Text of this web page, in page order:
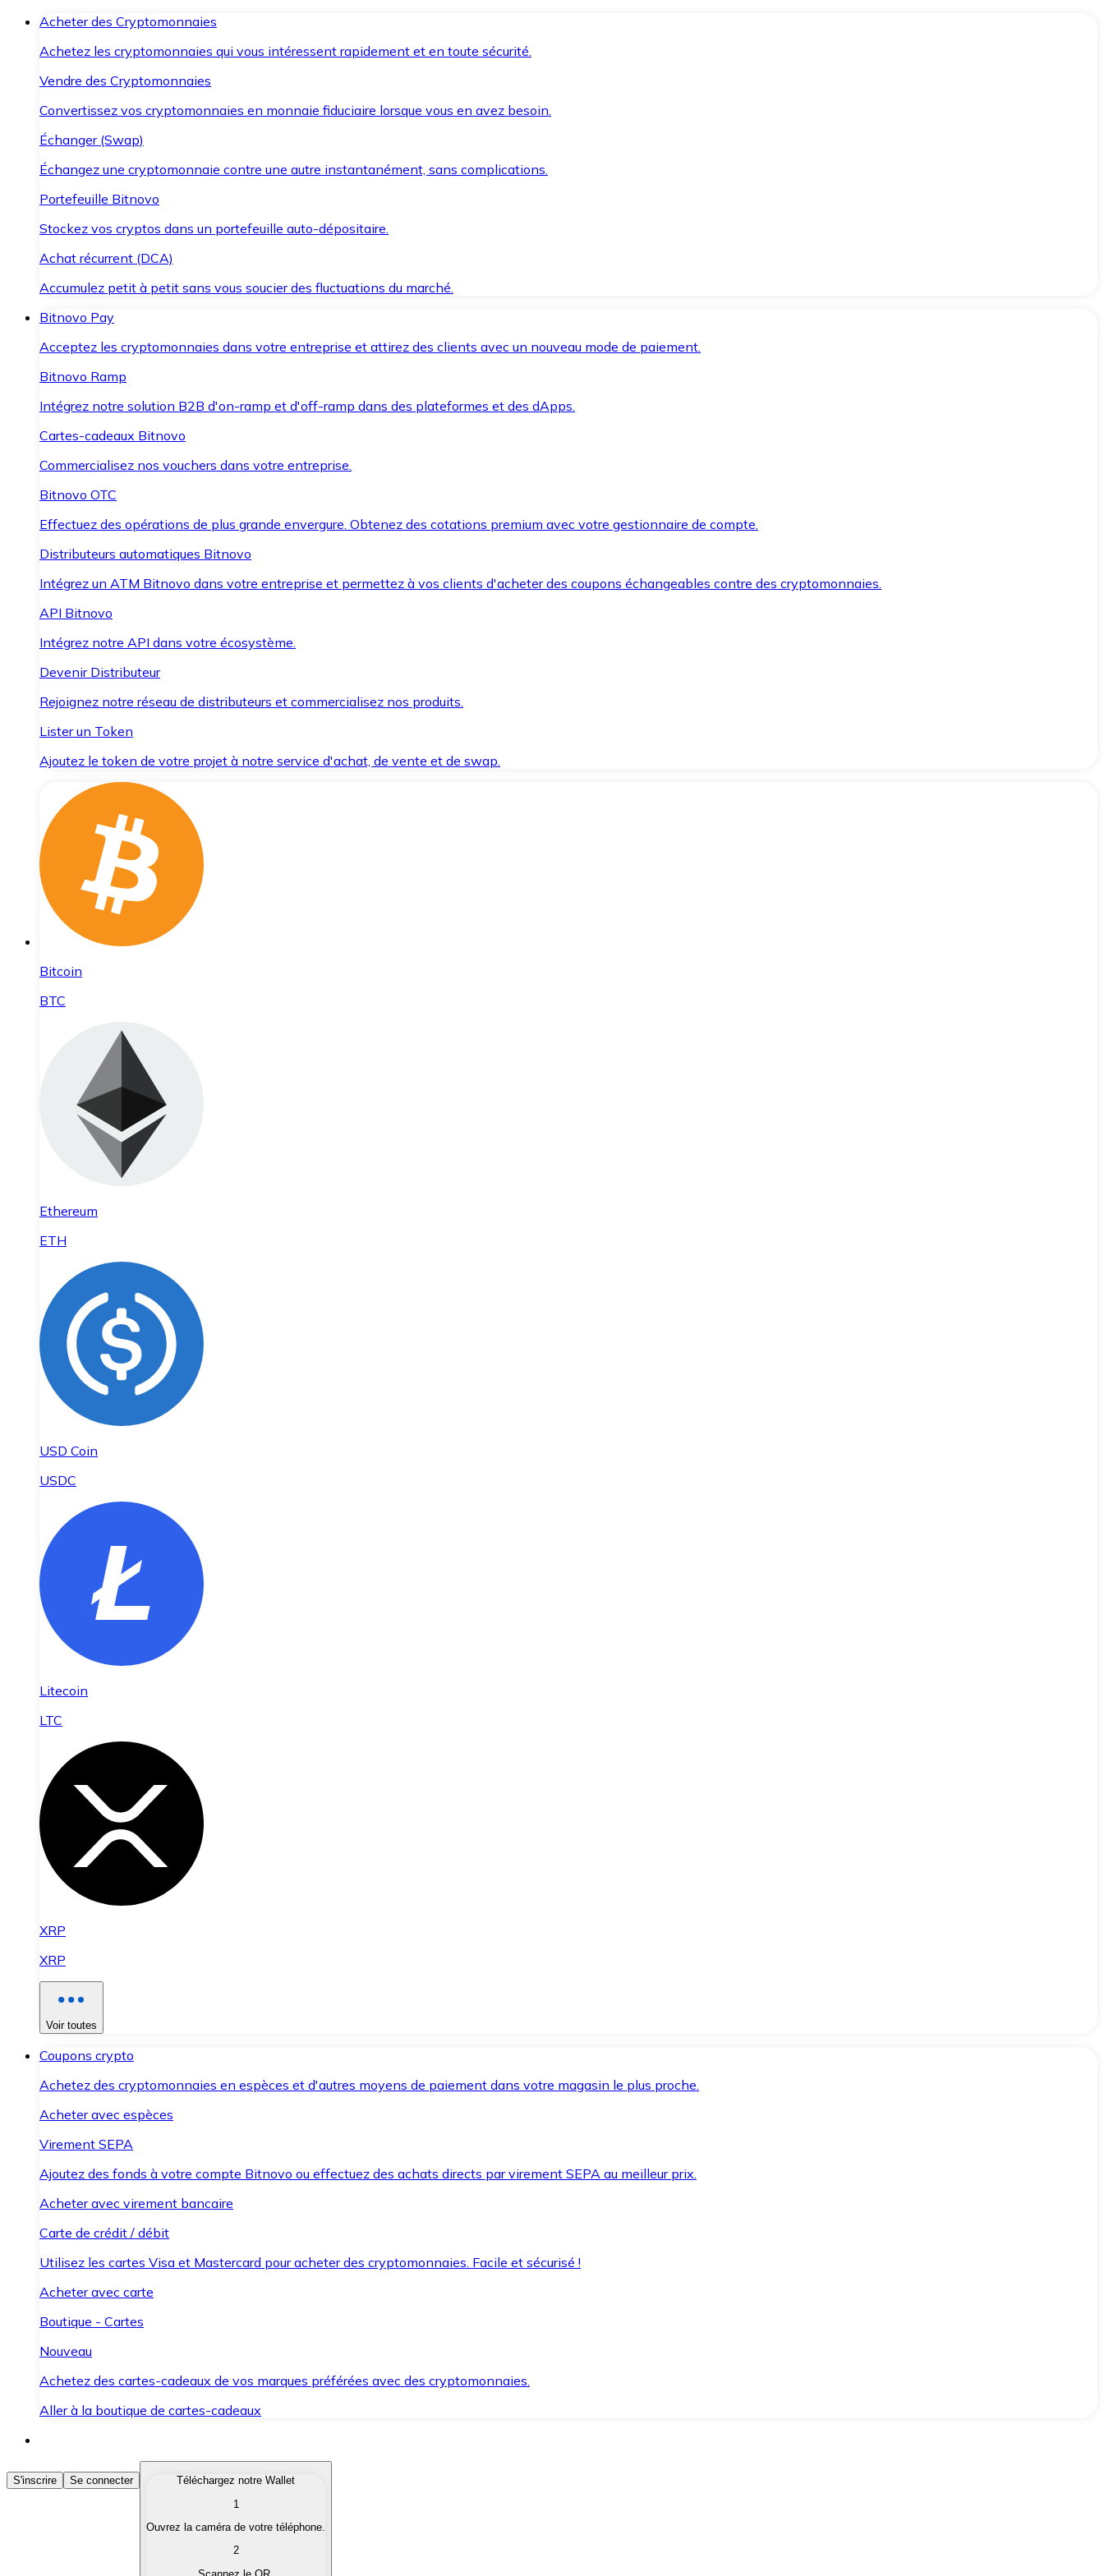
Acheter des Cryptomonnaies
Achetez les cryptomonnaies qui vous intéressent rapidement et en toute sécurité.
Vendre des Cryptomonnaies
Convertissez vos cryptomonnaies en monnaie fiduciaire lorsque vous en avez besoin.
Échanger (Swap)
Échangez une cryptomonnaie contre une autre instantanément, sans complications.
Portefeuille Bitnovo
Stockez vos cryptos dans un portefeuille auto-dépositaire.
Achat récurrent (DCA)
Accumulez petit à petit sans vous soucier des fluctuations du marché.
Bitnovo Pay
Acceptez les cryptomonnaies dans votre entreprise et attirez des clients avec un nouveau mode de paiement.
Bitnovo Ramp
Intégrez notre solution B2B d'on-ramp et d'off-ramp dans des plateformes et des dApps.
Cartes-cadeaux Bitnovo
Commercialisez nos vouchers dans votre entreprise.
Bitnovo OTC
Effectuez des opérations de plus grande envergure. Obtenez des cotations premium avec votre gestionnaire de compte.
Distributeurs automatiques Bitnovo
Intégrez un ATM Bitnovo dans votre entreprise et permettez à vos clients d'acheter des coupons échangeables contre des cryptomonnaies.
API Bitnovo
Intégrez notre API dans votre écosystème.
Devenir Distributeur
Rejoignez notre réseau de distributeurs et commercialisez nos produits.
Lister un Token
Ajoutez le token de votre projet à notre service d'achat, de vente et de swap.
Bitcoin
BTC
Ethereum
ETH
USD Coin
USDC
Litecoin
LTC
XRP
XRP
Voir toutes
Coupons crypto
Achetez des cryptomonnaies en espèces et d'autres moyens de paiement dans votre magasin le plus proche.
Acheter avec espèces
Virement SEPA
Ajoutez des fonds à votre compte Bitnovo ou effectuez des achats directs par virement SEPA au meilleur prix.
Acheter avec virement bancaire
Carte de crédit / débit
Utilisez les cartes Visa et Mastercard pour acheter des cryptomonnaies. Facile et sécurisé !
Acheter avec carte
Boutique - Cartes
Nouveau
Achetez des cartes-cadeaux de vos marques préférées avec des cryptomonnaies.
Aller à la boutique de cartes-cadeaux
Acheter des Cryptomonnaies
Achetez les cryptomonnaies qui vous intéressent rapidement et en toute sécurité.
Convertissez vos cryptomonnaies en monnaie fiduciaire lorsque vous en avez besoin.
S'inscrire Se connecter
Téléchargez notre Wallet
1
Ouvrez la caméra de votre téléphone.
2